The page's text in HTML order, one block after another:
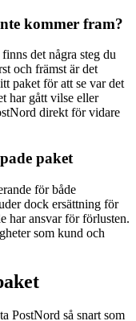
kommer fram?
det några steg du
och främst är det
paket för att se var det
har gått vilse eller
direkt för vidare
paket
för både
dock ersättning för
har ansvar för förlusten.
som kund och
PostNord så snart som